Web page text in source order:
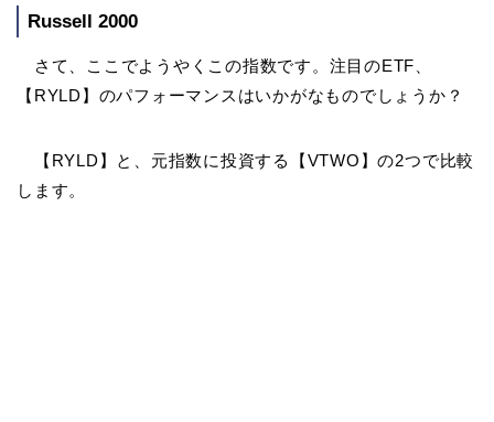
Russell 2000
さて、ここでようやくこの指数です。注目のETF、
【RYLD】のパフォーマンスはいかがなものでしょうか？
【RYLD】と、元指数に投資する【VTWO】の2つで比較
します。